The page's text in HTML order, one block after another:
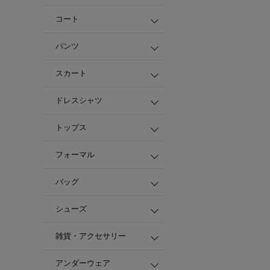
コート
パンツ
スカート
ドレスシャツ
トップス
フォーマル
バッグ
シューズ
雑貨・アクセサリー
アンダーウェア